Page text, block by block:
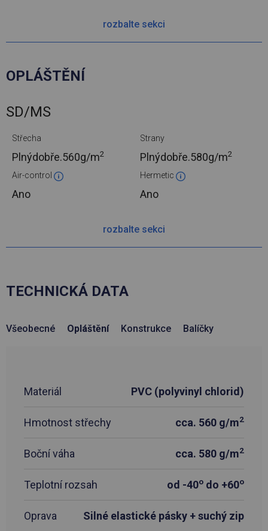
rozbalte sekci
OPLÁŠTĚNÍ
SD/MS
Střecha
Plnýdobře.560g/m2
Strany
Plnýdobře.580g/m2
Air-control
Ano
Hermetic
Ano
rozbalte sekci
TECHNICKÁ DATA
Všeobecné Opláštění Konstrukce Balíčky
Materiál PVC (polyvinyl chlorid)
Hmotnost střechy cca. 560 g/m2
Boční váha cca. 580 g/m2
Teplotní rozsah od -40o do +60o
Oprava Silné elastické pásky + suchý zip